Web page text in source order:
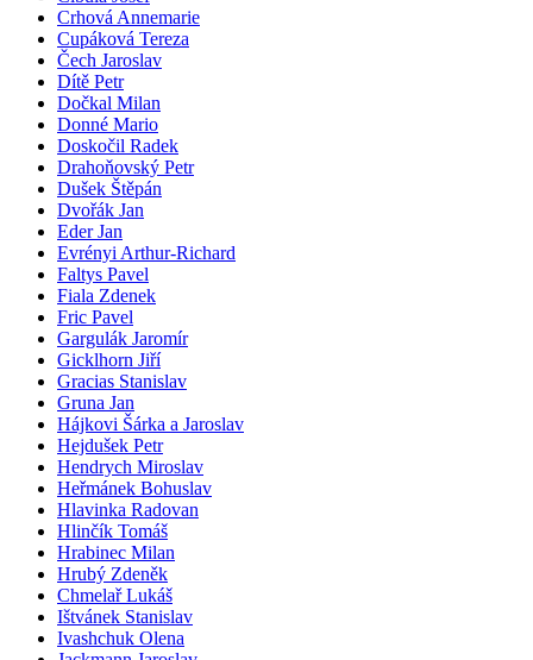
Crhová Annemarie
Cupáková Tereza
Čech Jaroslav
Dítě Petr
Dočkal Milan
Donné Mario
Doskočil Radek
Drahoňovský Petr
Dušek Štěpán
Dvořák Jan
Eder Jan
Evrényi Arthur-Richard
Faltys Pavel
Fiala Zdenek
Fric Pavel
Gargulák Jaromír
Gicklhorn Jiří
Gracias Stanislav
Gruna Jan
Hájkovi Šárka a Jaroslav
Hejdušek Petr
Hendrych Miroslav
Heřmánek Bohuslav
Hlavinka Radovan
Hlinčík Tomáš
Hrabinec Milan
Hrubý Zdeněk
Chmelař Lukáš
Ištvánek Stanislav
Ivashchuk Olena